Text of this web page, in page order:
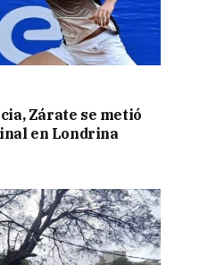
Zárate se metió
en Londrina